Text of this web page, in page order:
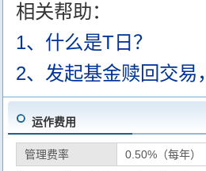
相关帮助：
1、什么是T日？
2、发起基金赎回交易
运作费用
管理费率 0.50%（每年）